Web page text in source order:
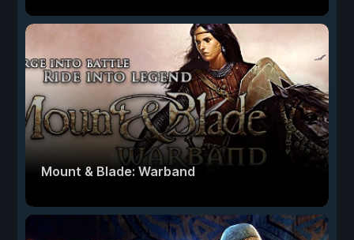
Mount & Blade: Warband